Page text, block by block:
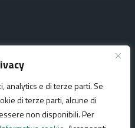
analytics e di terze parti. Se
di terze parti, alcune di
non disponibili. Per
del sito